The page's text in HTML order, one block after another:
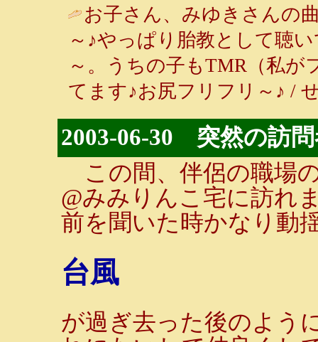
お子さん、みゆきさんの
～♪やっぱり胎教として聴
～。うちの子もTMR（私
てます♪お尻フリフリ～♪ /
2003-06-30 突然の訪
この間、伴侶の職場
@みみりんこ宅に訪れ
前を聞いた時かなり動
台風
が過ぎ去った後のよう